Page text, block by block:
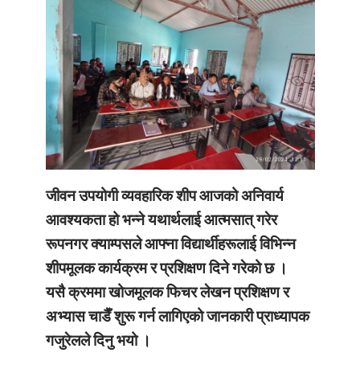
जीवन उपयोगी व्यवहारिक शीप आजको अनिवार्य
आवश्यकता हो भन्ने यथार्थलाई आत्मसात् गरेर
रूपनगर क्याम्पसले आफ्ना विद्यार्थीहरूलाई विभिन्न
शीपमूलक कार्यक्रम र प्रशिक्षण दिने गरेको छ ।
यसै क्रममा खोजमूलक फिचर लेखन प्रशिक्षण र
अभ्यास चाडैँ शुरू गर्न लागिएको जानकारी प्राध्यापक
गजुरेलले दिनु भयो ।